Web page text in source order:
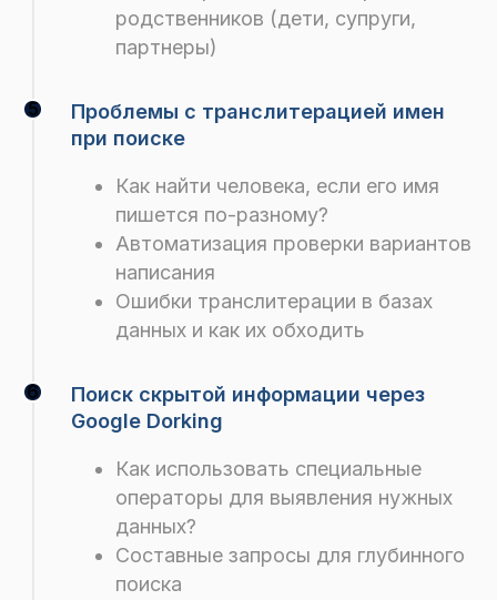
родственников (дети, супруги,
партнеры)
Проблемы с транслитерацией имен
при поиске
Как найти человека, если его имя
пишется по-разному?
Автоматизация проверки вариантов
написания
Ошибки транслитерации в базах
данных и как их обходить
Поиск скрытой информации через
Google Dorking
Как использовать специальные
операторы для выявления нужных
данных?
Составные запросы для глубинного
поиска